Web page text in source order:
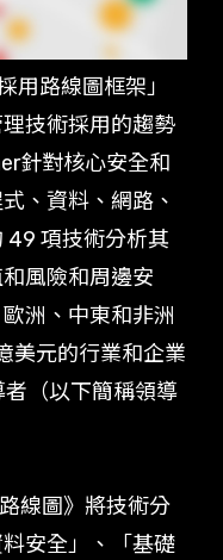
用路線圖框架」
技術採用的趨勢
針對核心安全和
、資料、網路、
49 項技術分析其
風險和周邊安
洲、中東和非洲
美元的行業和企業
（以下簡稱領導
線圖》將技術分
安全」、「基礎